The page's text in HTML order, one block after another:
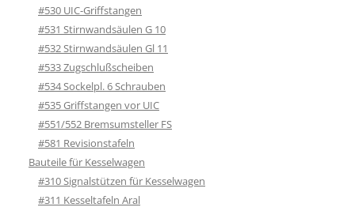
#530 UIC-Griffstangen
#531 Stirnwandsäulen G 10
#532 Stirnwandsäulen Gl 11
#533 Zugschlußscheiben
#534 Sockelpl. 6 Schrauben
#535 Griffstangen vor UIC
#551/552 Bremsumsteller FS
#581 Revisionstafeln
Bauteile für Kesselwagen
#310 Signalstützen für Kesselwagen
#311 Kesseltafeln Aral